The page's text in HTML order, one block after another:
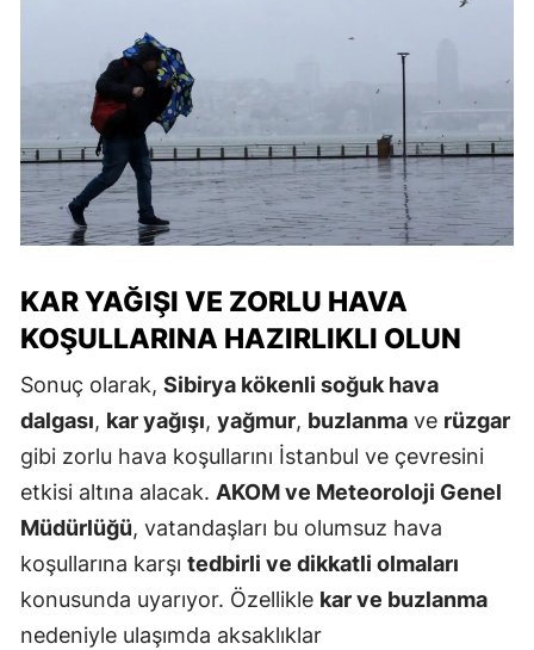
KAR YAĞIŞI VE ZORLU HAVA
KOŞULLARINA HAZIRLIKLI OLUN
Sonuç olarak, Sibirya kökenli soğuk hava
dalgası, kar yağışı, yağmur, buzlanma ve rüzgar
gibi zorlu hava koşullarını İstanbul ve çevresini
etkisi altına alacak. AKOM ve Meteoroloji Genel
Müdürlüğü, vatandaşları bu olumsuz hava
koşullarına karşı tedbirli ve dikkatli olmaları
konusunda uyarıyor. Özellikle kar ve buzlanma
nedeniyle ulaşımda aksaklıklar